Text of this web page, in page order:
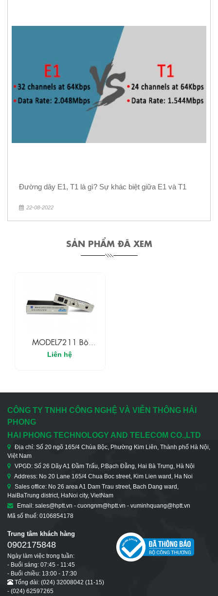
Đường dây E1, T1 là gì? Sự khác biệt giữa E1 và T1
22-08-2022
SẢN PHẨM ĐÃ XEM
MODEL7211 Bộ
Chuyển Đổi 10/100M
Ethernet Sang E1
Liên hệ
CÔNG TY TNHH CÔNG NGHỆ VÀ VIỄN THÔNG HẢI
PHONG
HAI PHONG TECHNOLOGY AND TELECOM CO.,LTD
Địa chỉ: Số 20 ngõ 165/4 Chùa Bộc, Phường Kim Liên, Thành phố Hà Nội,
Việt Nam
VPGD: Số 26 Dãy A1 Đầm Trấu, P.Bạch Đằng, Hai Bà Trưng, Hà Nội
Address: No 20 Lane 165/4 Chua Boc street, Kim Lien ward, Ha Noi
Sales office: No 26 area A1 Dam Trau street, Bach Dang ward,
HaiBaTrung district, HaNoi city, VietNam
Email: sales@hptt.vn - cuongnm@hptt.vn - vuminhquang@hptt.vn
Mã số thuế: 0106854178
Trung tâm khách hàng
0902175848
Ngày làm việc trong tuần:
- Buổi sáng: 07:45 - 11:45
- Buổi chiều: 13:00 - 17:30
Tổng đài: (024) 32008042 (11-15)
- (024) 62597265